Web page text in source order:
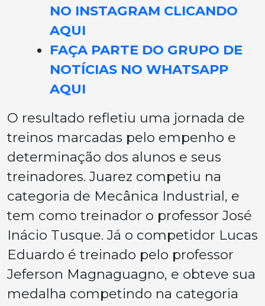
NO INSTAGRAM CLICANDO
AQUI
FAÇA PARTE DO GRUPO DE
NOTÍCIAS NO WHATSAPP
AQUI
O resultado refletiu uma jornada de
treinos marcadas pelo empenho e
determinação dos alunos e seus
treinadores. Juarez competiu na
categoria de Mecânica Industrial, e
tem como treinador o professor José
Inácio Tusque. Já o competidor Lucas
Eduardo é treinado pelo professor
Jeferson Magnaguagno, e obteve sua
medalha competindo na categoria